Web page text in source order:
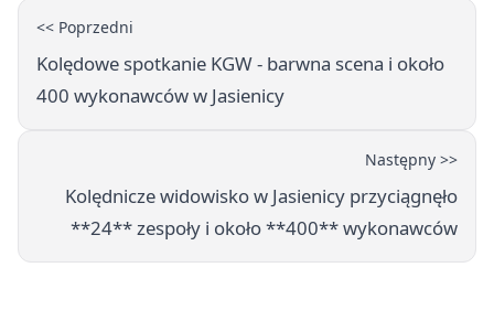
<< Poprzedni
Kolędowe spotkanie KGW - barwna scena i około
400 wykonawców w Jasienicy
Następny >>
Kolędnicze widowisko w Jasienicy przyciągnęło
**24** zespoły i około **400** wykonawców